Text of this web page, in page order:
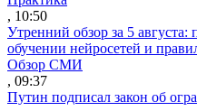
, 10:50
Утренний обзор за 5
обучении нейросетей и
Обзор СМИ
, 09:37
Путин подписал закон об